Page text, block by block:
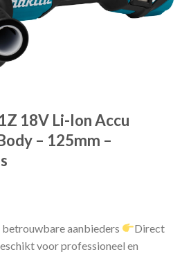
Toevoegen
aan
18V Li-Ion Accu
– 125mm –
aanbieders
Direct
voor professioneel en